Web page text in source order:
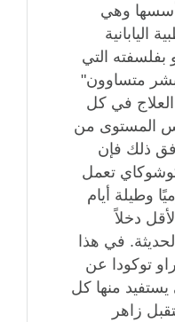
وهي
اليابانية
التي
متساوون"
في كل
المستوى من
ذلك فإن
تعمل
وطيلة أيام
دخلاً
في هذا
توكودا عن
يستفيد منها كل
زاهر